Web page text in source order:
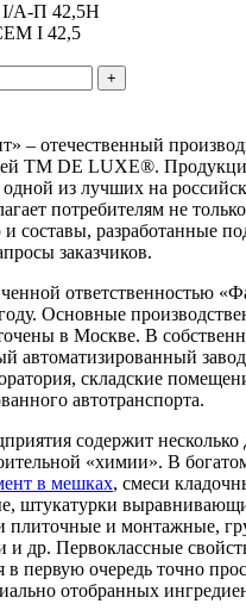
А-П 42,5Н
I 42,5
– отечественный
ТМ DE LUXE®.
одной из лучших на
потребителям не
составы, разработанные
заказчиков.
ответственностью
Основные
в Москве. В
автоматизированный
складские
автотранспорта.
содержит несколько
«химии». В
в мешках, смеси
штукатурки
плиточные и монтажные,
и др. Первоклассные
в первую очередь точно
отобранных